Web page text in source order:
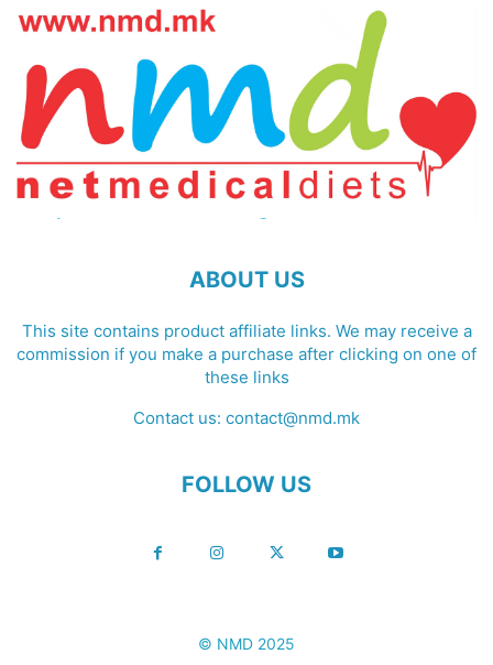
ABOUT US
This site contains product affiliate links. We may receive a
commission if you make a purchase after clicking on one of
these links
Contact us: contact@nmd.mk
FOLLOW US
© NMD 2025